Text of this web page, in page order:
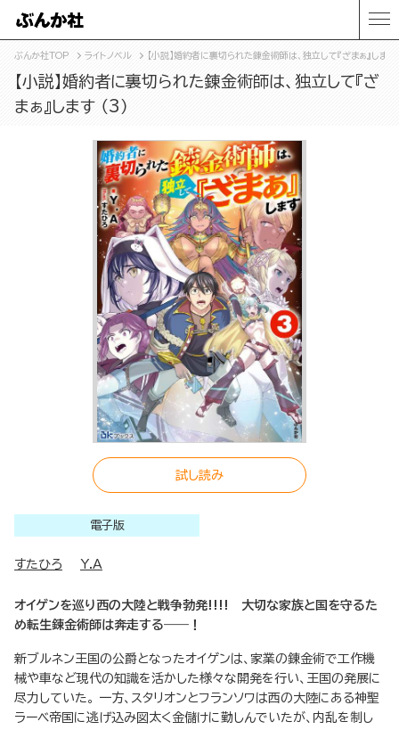
ぶんか社TOP ライトノベル 【小説】婚約者に裏切られた錬金術師は、独立して『ざまぁ』します
【小説】婚約者に裏切られた錬金術師は、独立して『ざ
まぁ』します （3）
試し読み
電子版
すたひろ Y.A
オイゲンを巡り西の大陸と戦争勃発!!!! 大切な家族と国を守るた
め転生錬金術師は奔走する――！
新ブルネン王国の公爵となったオイゲンは、家業の錬金術で工作機
械や車など現代の知識を活かした様々な開発を行い、王国の発展に
尽力していた。 一方、スタリオンとフランソワは西の大陸にある神聖
ラーベ帝国に逃げ込み図太く金儲けに勤しんでいたが、内乱を制し